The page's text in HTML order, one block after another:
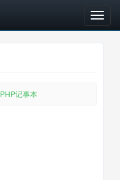
T
o
g
PHP记事本